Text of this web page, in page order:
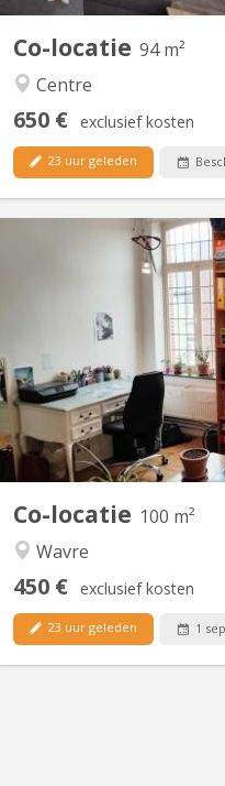
Co-locatie 94 m²
Centre
650 € exclusief kosten
23 uur geleden
Co-locatie 100 m²
Wavre
450 € exclusief kosten
23 uur geleden 1 sep
Maison
1x12m2) à louer
Uniquement bail 12
domiciliation possible
Planchers en bois,